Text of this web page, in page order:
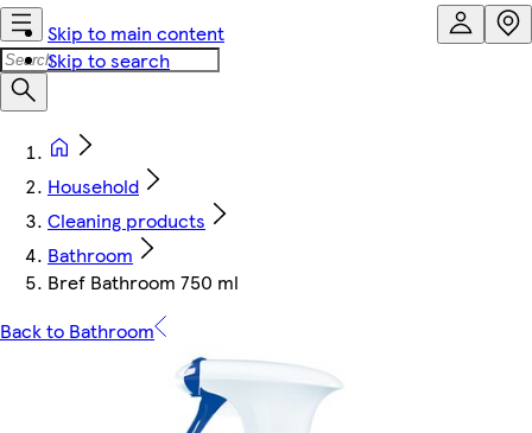
Skip to main content
Skip to search
Household
Cleaning products
Bathroom
Bref Bathroom 750 ml
Back to Bathroom